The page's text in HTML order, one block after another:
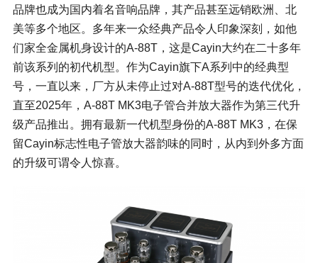
品牌也成为国内着名音响品牌，其产品甚至远销欧洲、北
美等多个地区。多年来一众经典产品令人印象深刻，如他
们家全金属机身设计的A-88T，这是Cayin大约在二十多年
前该系列的初代机型。作为Cayin旗下A系列中的经典型
号，一直以来，厂方从未停止过对A-88T型号的迭代优化，
直至2025年，A-88T MK3电子管合并放大器作为第三代升
级产品推出。拥有最新一代机型身份的A-88T MK3，在保
留Cayin标志性电子管放大器韵味的同时，从内到外多方面
的升级可谓令人惊喜。